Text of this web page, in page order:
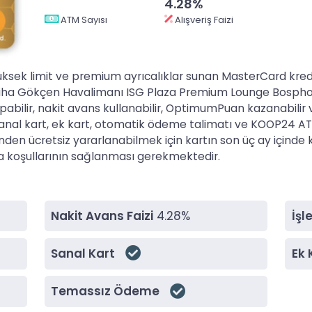
ATM Sayısı
4.28%
Alışveriş Faizi
limit ve premium ayrıcalıklar sunan MasterCard
Gökçen Havalimanı ISG Plaza Premium Lounge
nakit avans kullanabilir, OptimumPuan kazanabilir
kart, ek kart, otomatik ödeme talimatı ve KOOP24
ücretsiz yararlanabilmek için kartın son üç ay içinde
sağlanması gerekmektedir.
Nakit Avans Faizi 4.28%
Sanal Kart Ek
Temassız Ödeme